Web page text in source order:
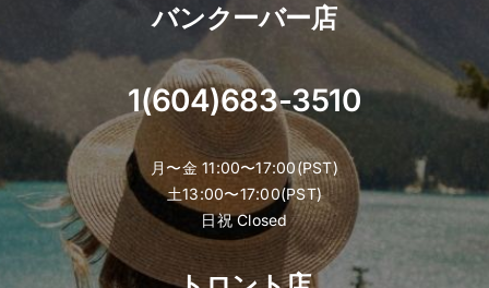
バンクーバー店
1(604)683-3510
月〜金 11:00〜17:00(PST)
土13:00〜17:00(PST)
日祝 Closed